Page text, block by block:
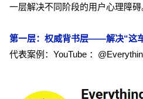
一层解决不同阶段的用户心理障碍
第一层：权威背书层——解决“这
代表案例：YouTube ：